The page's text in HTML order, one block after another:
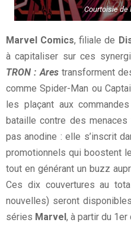
Courtoisie de
Marvel Comics, filiale de
à capitaliser sur ces
TRON : Arestransforment
comme Spider-Man ou
les plaçant aux
bataille contre des
pas anodine : elle s’inscrit
promotionnels qui boostent
tout en générant un buzz
Ces dix couvertures au
nouvelles) seront
séries Marvel, à partir du